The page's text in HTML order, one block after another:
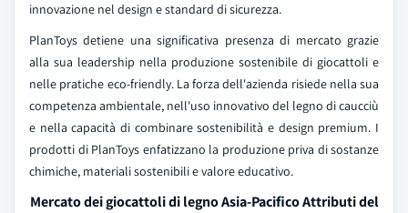
innovazione nel design e standard di sicurezza.
PlanToys detiene una significativa presenza di mercato grazie
alla sua leadership nella produzione sostenibile di giocattoli e
nelle pratiche eco-friendly. La forza dell'azienda risiede nella sua
competenza ambientale, nell'uso innovativo del legno di caucciù
e nella capacità di combinare sostenibilità e design premium. I
prodotti di PlanToys enfatizzano la produzione priva di sostanze
chimiche, materiali sostenibili e valore educativo.
Mercato dei giocattoli di legno Asia-Pacifico Attributi del